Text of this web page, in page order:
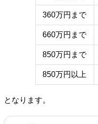
360万円まで
660万円まで
850万円まで
850万円以上
となります。